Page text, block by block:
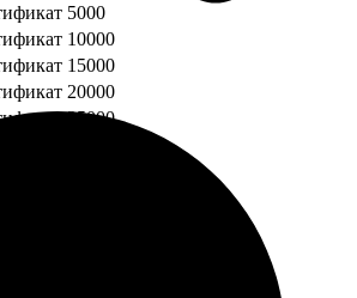
5000
10000
15000
20000
25000